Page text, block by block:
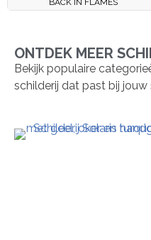
BACK IN FLAMES
ONTDEK MEER
Bekijk populaire
schilderij dat past bij jouw